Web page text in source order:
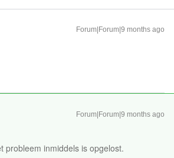
Forum|Forum|9 months ago
Forum|Forum|9 months ago
probleem inmiddels is opgelost.